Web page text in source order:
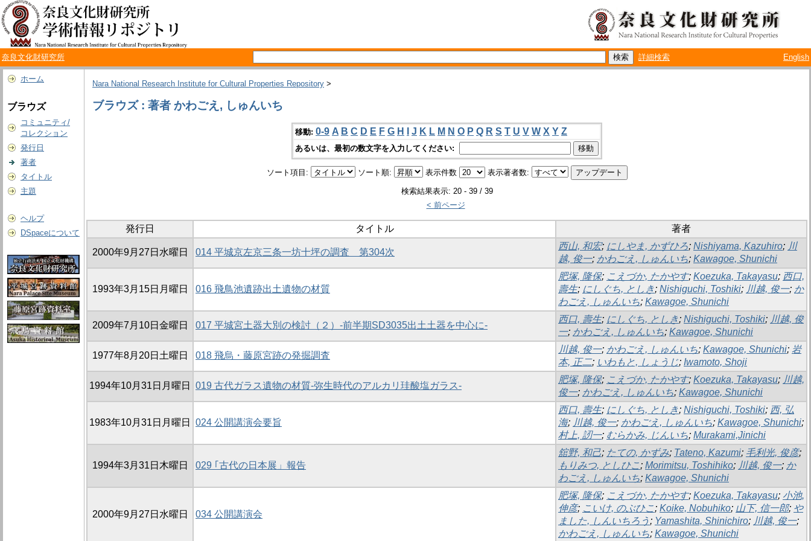
奈良文化財研究所 詳細検索 English
ホーム
ブラウズ
コミュニティ/
コレクション
発行日
著者
タイトル
主題
ヘルプ
DSpaceについて
Nara National Research Institute for Cultural Properties Repository >
ブラウズ : 著者 かわごえ, しゅんいち
移動: 0-9 A B C D E F G H J K L M N O P Q R S T U V W X Y Z
あるいは、最初の数文字を入力してください:
ソート項目: ソート順: 表示件数 表示著者数:
検索結果表示: 20 - 39 / 39
< 前ページ
発行日 タイトル 著者
2000年9月27日水曜日 014 平城京左京三条一坊十坪の調査 第304次
西山, 和宏; にしやま, かずひろ; Nishiyama, Kazuhiro; 川
越, 俊一; かわごえ, しゅんいち; Kawagoe, Shunichi
1993年3月15日月曜日 016 飛鳥池遺跡出土遺物の材質
肥塚, 隆保; こえづか, たかやす; Koezuka, Takayasu; 西口,
壽生; にしぐち, としき; Nishiguchi, Toshiki; 川越, 俊一; か
わごえ, しゅんいち; Kawagoe, Shunichi
2009年7月10日金曜日 017 平城宮土器大別の検討（２）-前半期SD3035出土土器を中心に-
西口, 壽生; にしぐち, としき; Nishiguchi, Toshiki; 川越, 俊
一; かわごえ, しゅんいち; Kawagoe, Shunichi
1977年8月20日土曜日 018 飛烏・藤原宮跡の発掘調査
川越, 俊一; かわごえ, しゅんいち; Kawagoe, Shunichi; 岩
本, 正二; いわもと, しょうじ; Iwamoto, Shoji
1994年10月31日月曜日 019 古代ガラス遺物の材質-弥生時代のアルカリ珪酸塩ガラス-
肥塚, 隆保; こえづか, たかやす; Koezuka, Takayasu; 川越,
俊一; かわごえ, しゅんいち; Kawagoe, Shunichi
1983年10月31日月曜日 024 公開講演会要旨
西口, 壽生; にしぐち, としき; Nishiguchi, Toshiki; 西, 弘
海; 川越, 俊一; かわごえ, しゅんいち; Kawagoe, Shunichi;
村上, 訒一; むらかみ, じんいち; Murakami,Jinichi
1994年3月31日木曜日 029 ｢古代の日本展」報告
舘野, 和己; たての, かずみ; Tateno, Kazumi; 毛利光, 俊彦;
もりみつ, としひこ; Morimitsu, Toshihiko; 川越, 俊一; か
わごえ, しゅんいち; Kawagoe, Shunichi
2000年9月27日水曜日 034 公開講演会
肥塚, 隆保; こえづか, たかやす; Koezuka, Takayasu; 小池,
伸彦; こいけ, のぶひこ; Koike, Nobuhiko; 山下, 信一郎; や
ました, しんいちろう ; Yamashita, Shinichiro; 川越, 俊一;
かわごえ, しゅんいち; Kawagoe, Shunichi